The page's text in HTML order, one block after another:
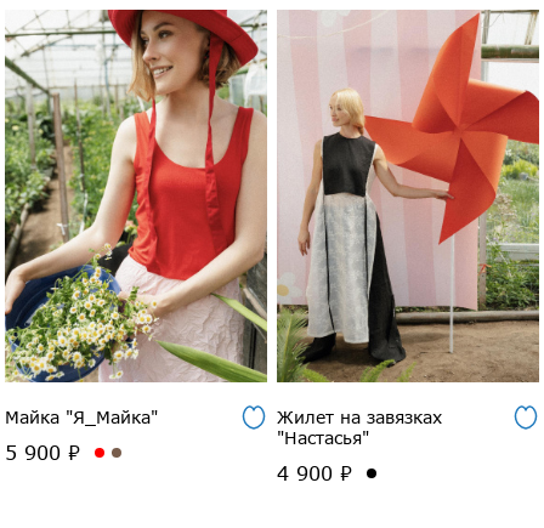
Майка "Я_Майка"
5 900 ₽
Жилет на завязках
"Настасья"
4 900 ₽